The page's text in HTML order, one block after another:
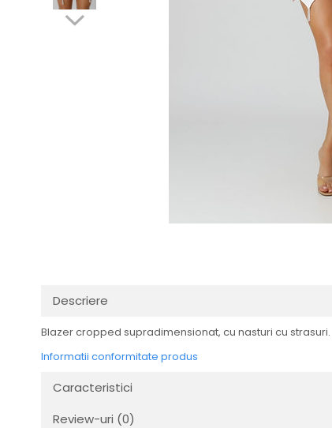
Descriere
Blazer cropped supradimensionat, cu nasturi cu
Informatii conformitate produs
Caracteristici
Review-uri (0)